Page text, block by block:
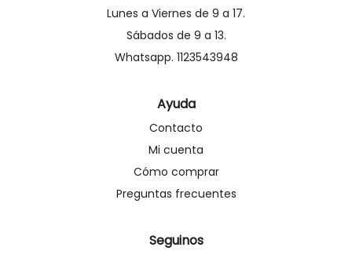
Lunes a Viernes de 9 a 17.
Sábados de 9 a 13.
Whatsapp. 1123543948
Ayuda
Contacto
Mi cuenta
Cómo comprar
Preguntas frecuentes
Seguinos